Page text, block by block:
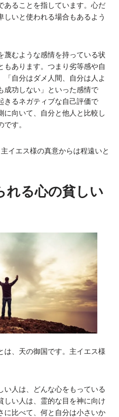
あることを指しています。心だ
しいと使われる場合もあるよう
蔑むような感情を持っている状
もあります。つまり劣等感や自
「自分はダメ人間、自分は人よ
成功しない」といった感情で
きるネガティブな自己評価で
に向いて、自分と他人と比較し
す。
イエス様の真意からは程遠いと
れる心の貧しい
は、天の御国です。主イエス様
い人は、どんな心をもっている
しい人は、霊的な目を神に向け
に比べて、何と自分は小さいか